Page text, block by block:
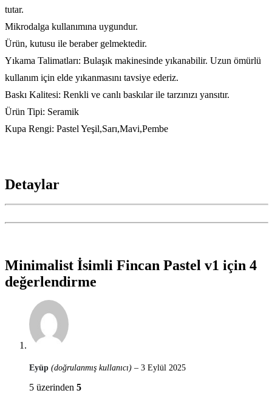
tutar.
Mikrodalga kullanımına uygundur.
Ürün, kutusu ile beraber gelmektedir.
Yıkama Talimatları: Bulaşık makinesinde yıkanabilir. Uzun ömürlü
kullanım için elde yıkanmasını tavsiye ederiz.
Baskı Kalitesi: Renkli ve canlı baskılar ile tarzınızı yansıtır.
Ürün Tipi: Seramik
Kupa Rengi: Pastel Yeşil,Sarı,Mavi,Pembe
Detaylar
Minimalist İsimli Fincan Pastel v1 için 4
değerlendirme
5 üzerinden 5
Eyüp (doğrulanmış kullanıcı) – 3 Eylül 2025